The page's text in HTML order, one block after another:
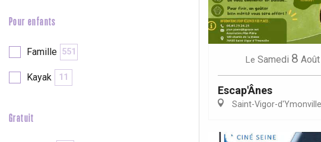
Pour enfants
Famille 551
Kayak 11
Gratuit
Le Samedi 8 Août
Escap'Ânes
Saint-Vigor-d'Ymonville